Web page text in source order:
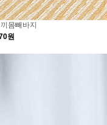
몸빼바지
원